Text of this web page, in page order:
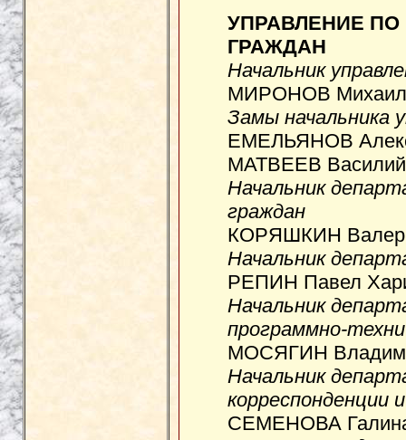
УПРАВЛЕНИЕ
ГРАЖДАН
Начальник
МИРОНОВ Михаил
Замы начальника
ЕМЕЛЬЯНОВ
МАТВЕЕВ Василий
Начальник
граждан
КОРЯШКИН
Начальник
РЕПИН Павел
Начальник
программно-
МОСЯГИН
Начальник
корреспонденции
СЕМЕНОВА Галина